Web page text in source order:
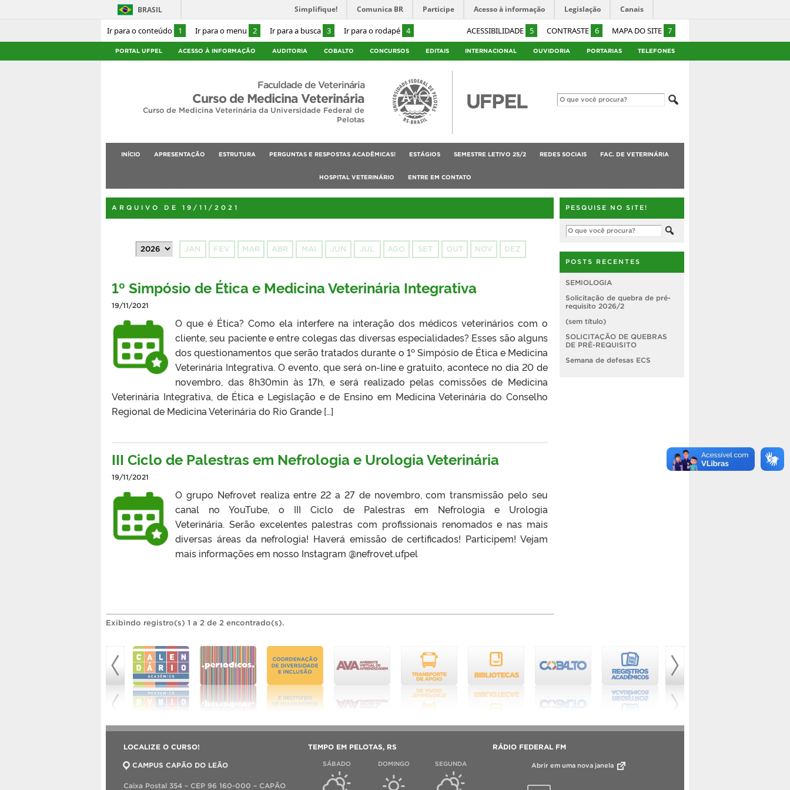
Ir para o conteúdo 1 Ir para o menu 2 Ir para a busca 3 Ir para o rodapé 4 ACESSIBILIDADE 5 CONTRASTE 6 MAPA DO SITE 7
BRASIL Simplifique! Comunica BR Participe Acesso à informação Legislação Canais
PORTAL UFPEL ACESSO À INFORMAÇÃO AUDITORIA COBALTO CONCURSOS EDITAIS INTERNACIONAL OUVIDORIA PORTARIAS TELEFONES
Faculdade de Veterinária
Curso de Medicina Veterinária
Curso de Medicina Veterinária da Universidade Federal de
Pelotas
INÍCIO APRESENTAÇÃO ESTRUTURA PERGUNTAS E RESPOSTAS ACADÊMICAS! ESTÁGIOS SEMESTRE LETIVO 25/2 REDES SOCIAIS FAC. DE VETERINÁRIA
HOSPITAL VETERINÁRIO ENTRE EM CONTATO
ARQUIVO DE 19/11/2021
JAN FEV MAR ABR MAI JUN JUL AGO SET OUT NOV DEZ
1º Simpósio de Ética e Medicina Veterinária Integrativa
19/11/2021
O que é Ética? Como ela interfere na interação dos médicos veterinários com o
cliente, seu paciente e entre colegas das diversas especialidades? Esses são alguns
dos questionamentos que serão tratados durante o 1º Simpósio de Ética e Medicina
Veterinária Integrativa. O evento, que será on-line e gratuito, acontece no dia 20 de
novembro, das 8h30min às 17h, e será realizado pelas comissões de Medicina
Veterinária Integrativa, de Ética e Legislação e de Ensino em Medicina Veterinária do Conselho
Regional de Medicina Veterinária do Rio Grande […]
III Ciclo de Palestras em Nefrologia e Urologia Veterinária
19/11/2021
O grupo Nefrovet realiza entre 22 a 27 de novembro, com transmissão pelo seu
canal no YouTube, o III Ciclo de Palestras em Nefrologia e Urologia
Veterinária. Serão excelentes palestras com profissionais renomados e nas mais
diversas áreas da nefrologia! Haverá emissão de certificados! Participem! Vejam
mais informações em nosso Instagram @nefrovet.ufpel
Exibindo registro(s) 1 a 2 de 2 encontrado(s).
PESQUISE NO SITE!
POSTS RECENTES
SEMIOLOGIA
Solicitação de quebra de pré-
requisito 2026/2
(sem título)
SOLICITAÇÃO DE QUEBRAS
DE PRÉ-REQUISITO
Semana de defesas ECS
LOCALIZE O CURSO!
CAMPUS CAPÃO DO LEÃO
Caixa Postal 354 – CEP 96 160-000 – CAPÃO
TEMPO EM PELOTAS, RS
SÁBADO DOMINGO SEGUNDA
RÁDIO FEDERAL FM
Abrir em uma nova janela